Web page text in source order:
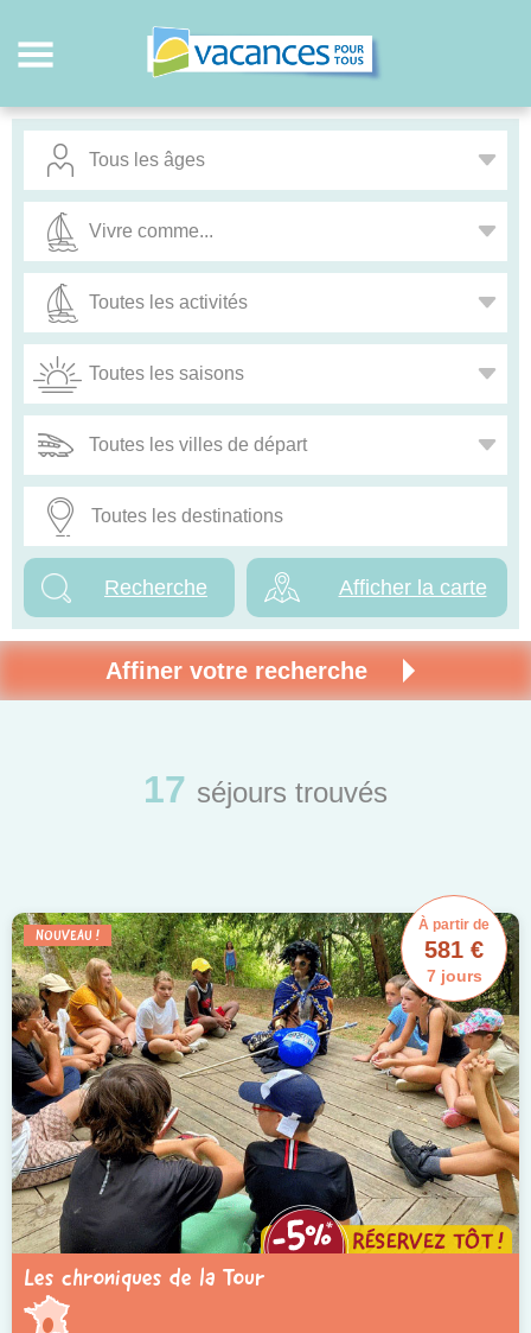
Afficher la carte
Affiner votre recherche
Exclusivité web
Colonies disponibles
Centres Écolabellisés
Pass colo
17 séjours trouvés
NOUVEAU !
Les chroniques de la Tour
À partir de
581 €
7 jours